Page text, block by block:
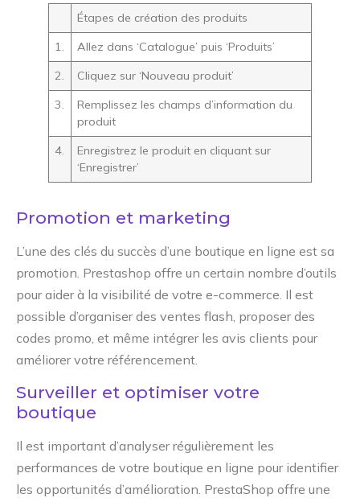
Étapes de création des produits
1.
Allez dans ‘Catalogue’ puis ‘Produits’
2.
Cliquez sur ‘Nouveau produit’
3.
Remplissez les champs d’information du
produit
4.
Enregistrez le produit en cliquant sur
‘Enregistrer’
Promotion et marketing
L’une des clés du succès d’une boutique en ligne est sa
promotion. Prestashop offre un certain nombre d’outils
pour aider à la visibilité de votre e-commerce. Il est
possible d’organiser des ventes flash, proposer des
codes promo, et même intégrer les avis clients pour
améliorer votre référencement.
Surveiller et optimiser votre
boutique
Il est important d’analyser régulièrement les
performances de votre boutique en ligne pour identifier
les opportunités d’amélioration. PrestaShop offre une